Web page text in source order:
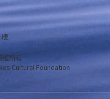
樓
權所有
Cultural Foundation